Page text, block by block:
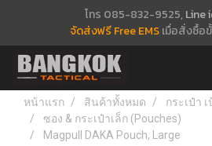
โทร 085-832-9525, Line
จัดส่งฟรี Free EMSเมื่อสั่งซื้อ
หน้าแรก สินค้าทั้งหมด
กระเป๋า
ซอง & กระเป๋าเล็ก (Pouches)
Magpull DAKA Pouch, Large